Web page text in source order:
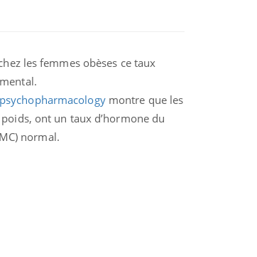
les femmes obèses ce taux
montre que les
ont un taux d’hormone du
normal.